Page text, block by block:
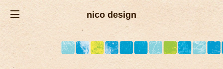
nico design